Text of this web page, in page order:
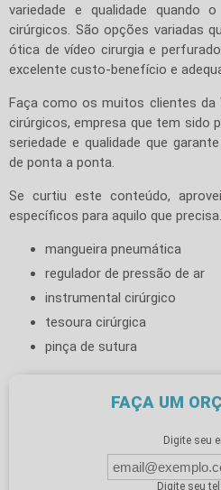
variedade e qualidade quando
cirúrgicos. São opções variadas
ótica de vídeo cirurgia e
excelente custo-benefício e
Faça como os muitos clientes da
cirúrgicos, empresa que tem sido
seriedade e qualidade que
de ponta a ponta.
Se curtiu este conteúdo,
específicos para aquilo que
mangueira pneumática
regulador de pressão de ar
instrumental cirúrgico
tesoura cirúrgica
pinça de sutura
FAÇA UM
Digite seu
Digite seu